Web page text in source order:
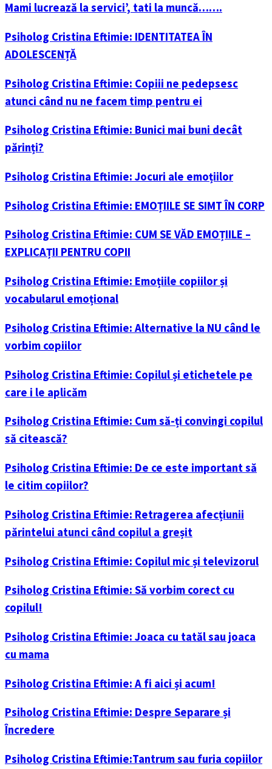
Mami lucrează la servici’, tati la muncă…….
Psiholog Cristina Eftimie: IDENTITATEA ÎN
ADOLESCENȚĂ
Psiholog Cristina Eftimie: Copiii ne pedepsesc
atunci când nu ne facem timp pentru ei
Psiholog Cristina Eftimie: Bunici mai buni decât
părinți?
Psiholog Cristina Eftimie: Jocuri ale emoțiilor
Psiholog Cristina Eftimie: EMOȚIILE SE SIMT ÎN CORP
Psiholog Cristina Eftimie: CUM SE VĂD EMOȚIILE –
EXPLICAȚII PENTRU COPII
Psiholog Cristina Eftimie: Emoțiile copiilor și
vocabularul emoțional
Psiholog Cristina Eftimie: Alternative la NU când le
vorbim copiilor
Psiholog Cristina Eftimie: Copilul și etichetele pe
care i le aplicăm
Psiholog Cristina Eftimie: Cum să-ți convingi copilul
să citească?
Psiholog Cristina Eftimie: De ce este important să
le citim copiilor?
Psiholog Cristina Eftimie: Retragerea afecțiunii
părintelui atunci când copilul a greșit
Psiholog Cristina Eftimie: Copilul mic și televizorul
Psiholog Cristina Eftimie: Să vorbim corect cu
copilul!
Psiholog Cristina Eftimie: Joaca cu tatăl sau joaca
cu mama
Psiholog Cristina Eftimie: A fi aici și acum!
Psiholog Cristina Eftimie: Despre Separare și
Încredere
Psiholog Cristina Eftimie:Tantrum sau furia copiilor